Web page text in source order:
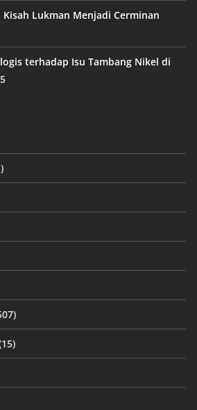
Lukman Menjadi Cerminan
terhadap Isu Tambang Nikel di